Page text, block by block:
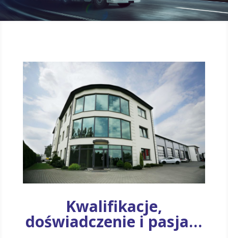
Kwalifikacje,
doświadczenie i pasja…